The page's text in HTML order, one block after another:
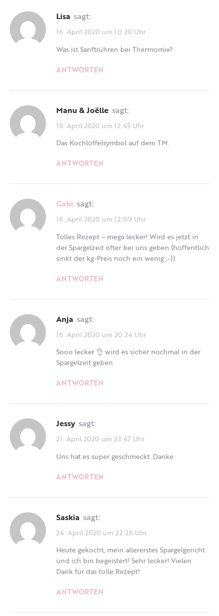
Lisa sagt:
16. April 2020 um 10:20 Uhr
Was ist Sanftrühren bei Thermomix?
ANTWORTEN
Manu & Joëlle sagt:
16. April 2020 um 12:45 Uhr
Das Kochlöffelsymbol auf dem TM.
ANTWORTEN
Gabi sagt:
16. April 2020 um 12:09 Uhr
Tolles Rezept – mega lecker! Wird es jetzt in
der Spargelzeit öfter bei uns geben (hoffentlich
sinkt der kg-Preis noch ein wenig ;-)).
ANTWORTEN
Anja sagt:
16. April 2020 um 20:24 Uhr
Sooo lecker 👌 wird es sicher nochmal in der
Spargelzeit geben
ANTWORTEN
Jessy sagt:
21. April 2020 um 23:47 Uhr
Uns hat es super geschmeckt. Danke
ANTWORTEN
Saskia sagt:
24. April 2020 um 22:26 Uhr
Heute gekocht, mein allererstes Spargelgericht
und ich bin begeistert! Sehr lecker! Vielen
Dank für das tolle Rezept!
ANTWORTEN